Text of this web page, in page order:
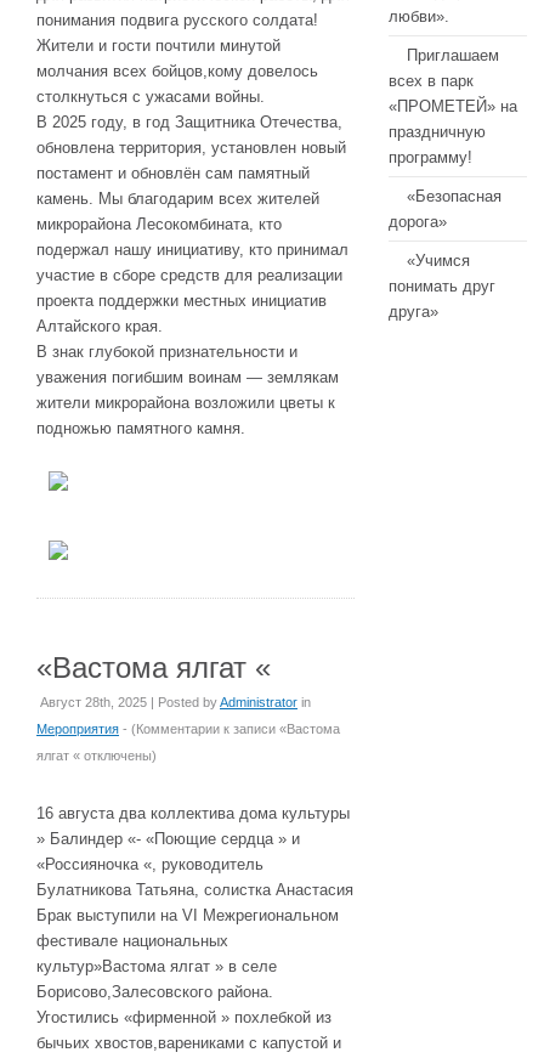
понимания подвига русского солдата!
Жители и гости почтили минутой
молчания всех бойцов,кому довелось
столкнуться с ужасами войны.
В 2025 году, в год Защитника Отечества,
обновлена территория, установлен новый
постамент и обновлён сам памятный
камень. Мы благодарим всех жителей
микрорайона Лесокомбината, кто
подержал нашу инициативу, кто принимал
участие в сборе средств для реализации
проекта поддержки местных инициатив
Алтайского края.
В знак глубокой признательности и
уважения погибшим воинам — землякам
жители микрорайона возложили цветы к
подножью памятного камня.
«Вастома ялгат «
Август 28th, 2025 | Posted byAdministrator in
Мероприятия - (Комментарии к записи «Вастома
ялгат « отключены)
16 августа два коллектива дома культуры
» Балиндер «- «Поющие сердца » и
«Россияночка «, руководитель
Булатникова Татьяна, солистка Анастасия
Брак выступили на VI Межрегиональном
фестивале национальных
культур»Вастома ялгат » в селе
Борисово,Залесовского района.
Угостились «фирменной » похлебкой из
бычьих хвостов,варениками с капустой и
любви».
Приглашаем
всех в парк
«ПРОМЕТЕЙ» на
праздничную
программу!
«Безопасная
дорога»
«Учимся
понимать друг
друга»